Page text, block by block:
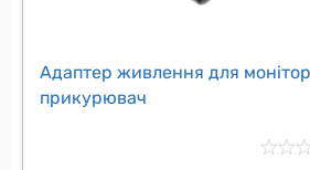
Адаптер живлення для
прикурювач